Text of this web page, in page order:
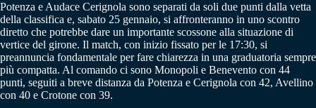
Potenza e Audace Cerignola sono separati da soli due punti dalla vetta
della classifica e, sabato 25 gennaio, si affronteranno in uno scontro
diretto che potrebbe dare un importante scossone alla situazione di
vertice del girone. Il match, con inizio fissato per le 17:30, si
preannuncia fondamentale per fare chiarezza in una graduatoria sempre
più compatta. Al comando ci sono Monopoli e Benevento con 44
punti, seguiti a breve distanza da Potenza e Cerignola con 42, Avellino
con 40 e Crotone con 39.